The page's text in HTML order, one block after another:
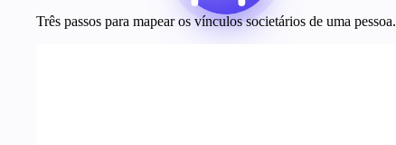
Três passos para mapear os vínculos societários de uma pessoa.